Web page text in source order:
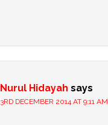
Nurul Hidayah says
3RD DECEMBER 2014 AT 9:11 AM